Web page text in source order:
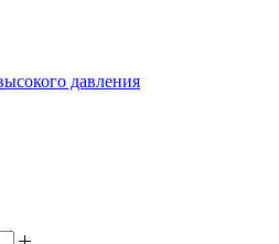
давления